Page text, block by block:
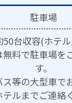
駐車場
50台収容(ホテ
無料で駐車場を
す。
等の大型車で
ルまでご連絡